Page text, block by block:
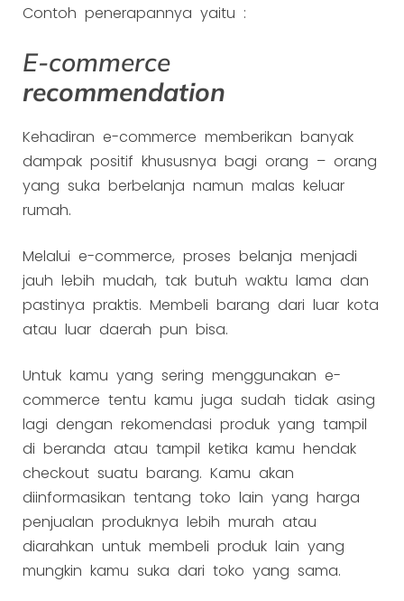
Contoh penerapannya yaitu :
E-commerce
recommendation
Kehadiran e-commerce memberikan banyak
dampak positif khususnya bagi orang – orang
yang suka berbelanja namun malas keluar
rumah.
Melalui e-commerce, proses belanja menjadi
jauh lebih mudah, tak butuh waktu lama dan
pastinya praktis. Membeli barang dari luar kota
atau luar daerah pun bisa.
Untuk kamu yang sering menggunakan e-
commerce tentu kamu juga sudah tidak asing
lagi dengan rekomendasi produk yang tampil
di beranda atau tampil ketika kamu hendak
checkout suatu barang. Kamu akan
diinformasikan tentang toko lain yang harga
penjualan produknya lebih murah atau
diarahkan untuk membeli produk lain yang
mungkin kamu suka dari toko yang sama.